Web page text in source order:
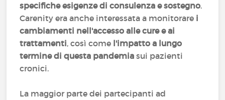
specifiche esigenze di consulenza e sostegno.
Carenity era anche interessata a monitorare i
cambiamenti nell'accesso alle cure e ai
trattamenti, così come l'impatto a lungo
termine di questa pandemia sui pazienti
cronici.
La maggior parte dei partecipanti ad